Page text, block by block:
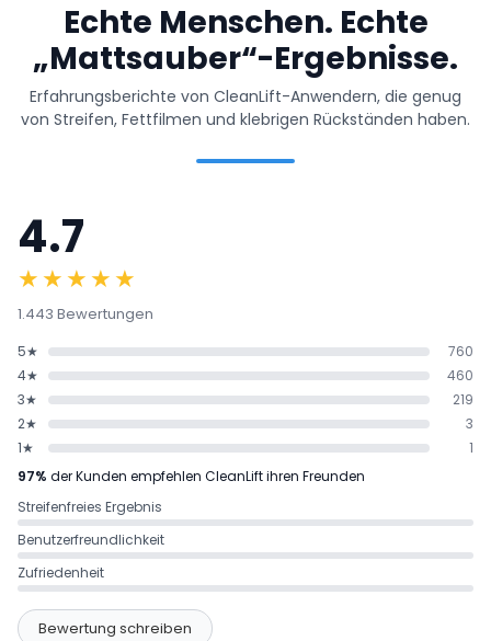
Echte Menschen. Echte
„Mattsauber“-Ergebnisse.
Erfahrungsberichte von CleanLift-Anwendern, die genug
von Streifen, Fettfilmen und klebrigen Rückständen haben.
4.7
★★★★★
1.443 Bewertungen
5★
760
4★
460
3★
219
2★
3
1★
1
97% der Kunden empfehlen CleanLift ihren Freunden
Streifenfreies Ergebnis
Benutzerfreundlichkeit
Zufriedenheit
Bewertung schreiben